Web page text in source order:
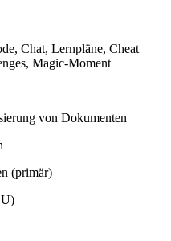
Chat, Lernpläne, Cheat
Magic-Moment
von Dokumenten
(primär)